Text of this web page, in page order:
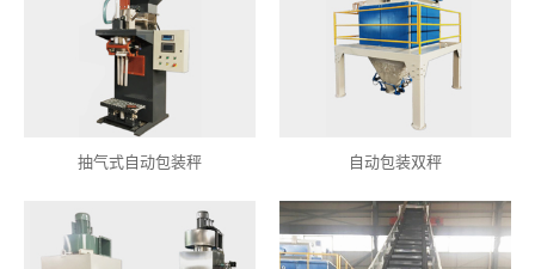
抽气式自动包装秤 自动包装双秤